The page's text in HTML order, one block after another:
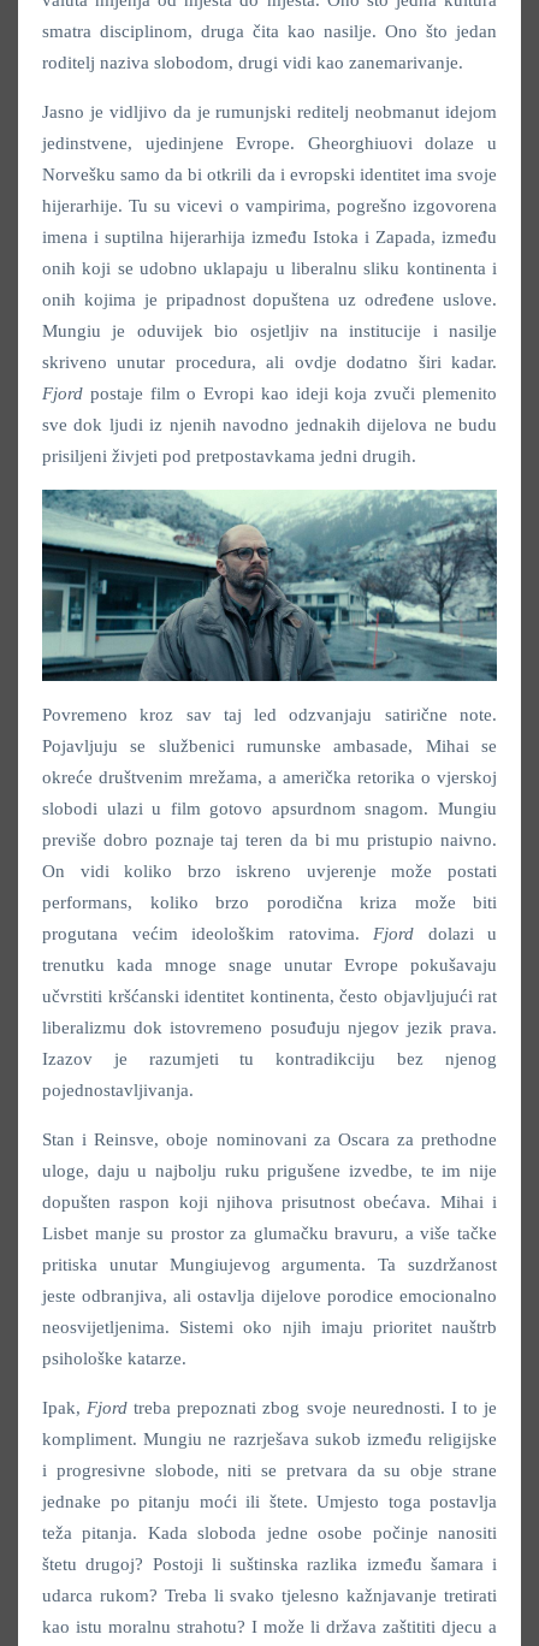
smatra disciplinom, druga čita kao nasilje. Ono što jedan
roditelj naziva slobodom, drugi vidi kao zanemarivanje.
Jasno je vidljivo da je rumunjski reditelj neobmanut idejom
jedinstvene, ujedinjene Evrope. Gheorghiuovi dolaze u
Norvešku samo da bi otkrili da i evropski identitet ima svoje
hijerarhije. Tu su vicevi o vampirima, pogrešno izgovorena
imena i suptilna hijerarhija između Istoka i Zapada, između
onih koji se udobno uklapaju u liberalnu sliku kontinenta i
onih kojima je pripadnost dopuštena uz određene uslove.
Mungiu je oduvijek bio osjetljiv na institucije i nasilje
skriveno unutar procedura, ali ovdje dodatno širi kadar.
Fjord postaje film o Evropi kao ideji koja zvuči plemenito
sve dok ljudi iz njenih navodno jednakih dijelova ne budu
prisiljeni živjeti pod pretpostavkama jedni drugih.
Povremeno kroz sav taj led odzvanjaju satirične note.
Pojavljuju se službenici rumunske ambasade, Mihai se
okreće društvenim mrežama, a američka retorika o vjerskoj
slobodi ulazi u film gotovo apsurdnom snagom. Mungiu
previše dobro poznaje taj teren da bi mu pristupio naivno.
On vidi koliko brzo iskreno uvjerenje može postati
performans, koliko brzo porodična kriza može biti
progutana većim ideološkim ratovima. Fjord dolazi u
trenutku kada mnoge snage unutar Evrope pokušavaju
učvrstiti kršćanski identitet kontinenta, često objavljujući rat
liberalizmu dok istovremeno posuđuju njegov jezik prava.
Izazov je razumjeti tu kontradikciju bez njenog
pojednostavljivanja.
Stan i Reinsve, oboje nominovani za Oscara za prethodne
uloge, daju u najbolju ruku prigušene izvedbe, te im nije
dopušten raspon koji njihova prisutnost obećava. Mihai i
Lisbet manje su prostor za glumačku bravuru, a više tačke
pritiska unutar Mungiujevog argumenta. Ta suzdržanost
jeste odbranjiva, ali ostavlja dijelove porodice emocionalno
neosvijetljenima. Sistemi oko njih imaju prioritet nauštrb
psihološke katarze.
Ipak, Fjord treba prepoznati zbog svoje neurednosti. I to je
kompliment. Mungiu ne razrješava sukob između religijske
i progresivne slobode, niti se pretvara da su obje strane
jednake po pitanju moći ili štete. Umjesto toga postavlja
teža pitanja. Kada sloboda jedne osobe počinje nanositi
štetu drugoj? Postoji li suštinska razlika između šamara i
udarca rukom? Treba li svako tjelesno kažnjavanje tretirati
kao istu moralnu strahotu? I može li država zaštititi djecu a